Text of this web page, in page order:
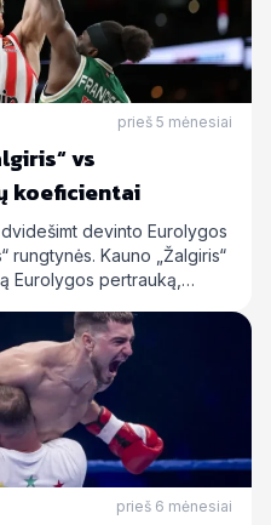
prieš 5 mėnesiai
vs
koeficientai
devinto Eurolygos
rungtynės. Kauno „Žalgiris“
Eurolygos pertrauką,…
prieš 6 mėnesiai